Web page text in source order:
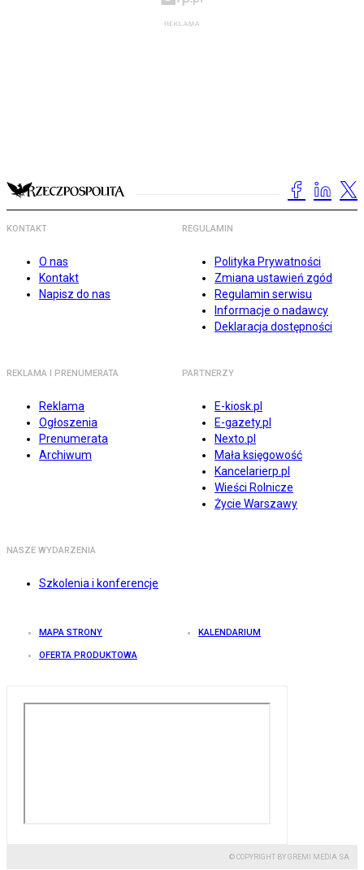
KONTAKT
O nas
Kontakt
Napisz do nas
REGULAMIN
Polityka Prywatności
Zmiana ustawień zgód
Regulamin serwisu
Informacje o nadawcy
Deklaracja dostępności
REKLAMA I PRENUMERATA
Reklama
Ogłoszenia
Prenumerata
Archiwum
PARTNERZY
E-kiosk.pl
E-gazety.pl
Nexto.pl
Mała księgowość
Kancelarierp.pl
Wieści Rolnicze
Życie Warszawy
NASZE WYDARZENIA
Szkolenia i konferencje
MAPA STRONY KALENDARIUM
OFERTA PRODUKTOWA
© COPYRIGHT BY GREMI MEDIA SA